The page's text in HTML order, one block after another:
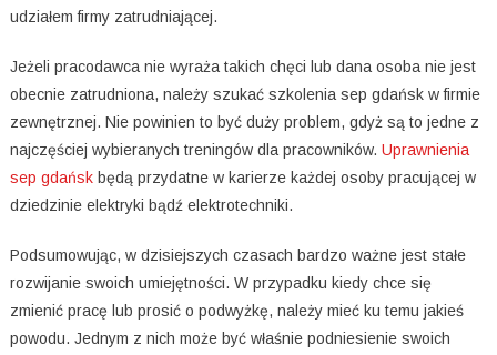
udziałem firmy zatrudniającej.
Jeżeli pracodawca nie wyraża takich chęci lub dana osoba nie jest
obecnie zatrudniona, należy szukać szkolenia sep gdańsk w firmie
zewnętrznej. Nie powinien to być duży problem, gdyż są to jedne z
najczęściej wybieranych treningów dla pracowników. Uprawnienia
sep gdańskbędą przydatne w karierze każdej osoby pracującej w
dziedzinie elektryki bądź elektrotechniki.
Podsumowując, w dzisiejszych czasach bardzo ważne jest stałe
rozwijanie swoich umiejętności. W przypadku kiedy chce się
zmienić pracę lub prosić o podwyżkę, należy mieć ku temu jakieś
powodu. Jednym z nich może być właśnie podniesienie swoich